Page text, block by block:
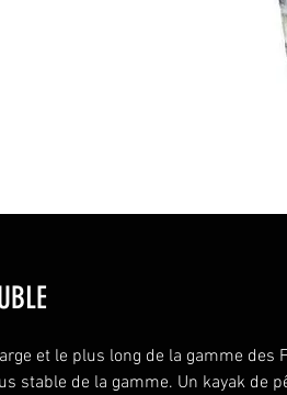
et le plus long de la gamme des
stable de la gamme. Un kayak de